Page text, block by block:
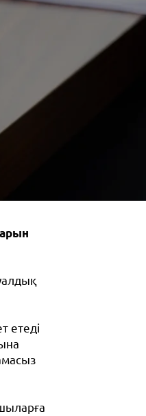
етеді